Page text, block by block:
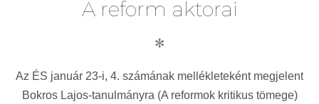
A reform aktorai
✻
Az ÉS január 23-i, 4. számának mellékleteként megjelent
Bokros Lajos-tanulmányra (A reformok kritikus tömege)